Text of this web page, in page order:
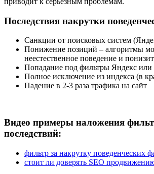
Последствия накрутки
Санкции от поисковых систем
Понижение позиций – алгоритмы
неестественное поведение и
Попадание под фильтры Яндекс или
Полное исключение из индекса (в
Падение в 2-3 раза трафика на сайт
Видео примеры наложения
последствий:
фильтр за накрутку поведенческих
стоит ли доверять SEO